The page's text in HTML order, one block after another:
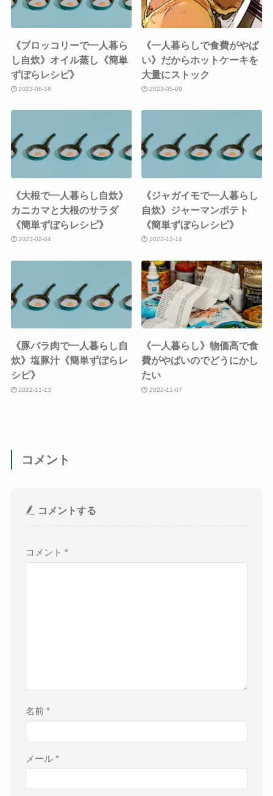
《ブロッコリーで一人暮ら
し自炊》オイル蒸し《簡単
ずぼらレシピ》
2023-06-18
《一人暮らしで食費がやば
い》だからホットケーキを
大量にストック
2023-05-09
《大根で一人暮らし自炊》
カニカマと大根のサラダ
《簡単ずぼらレシピ》
2023-02-04
《ジャガイモで一人暮らし
自炊》ジャーマンポテト
《簡単ずぼらレシピ》
2022-12-14
《豚バラ肉で一人暮らし自
炊》塩豚汁《簡単ずぼらレ
シピ》
2022-11-13
《一人暮らし》物価高で食
費がやばいのでどうにかし
たい
2022-11-07
コメント
コメントする
コメント*
名前*
メール*